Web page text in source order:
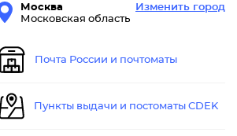
Москва
Московская область
Изменить город
Почта России и почтоматы
Пункты выдачи и постоматы CDEK